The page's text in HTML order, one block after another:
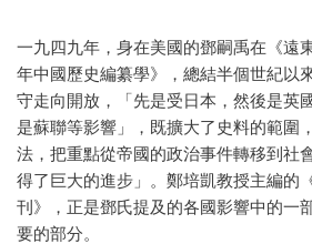
一九四九年，身在美國的鄧嗣禹在《遠
年中國歷史編纂學》，總結半個世紀以
守走向開放，「先是受日本，然後是英
是蘇聯等影響」，既擴大了史料的範圍
法，把重點從帝國的政治事件轉移到社
得了巨大的進步」。鄭培凱教授主編的
刊》，正是鄧氏提及的各國影響中的
要的部分。